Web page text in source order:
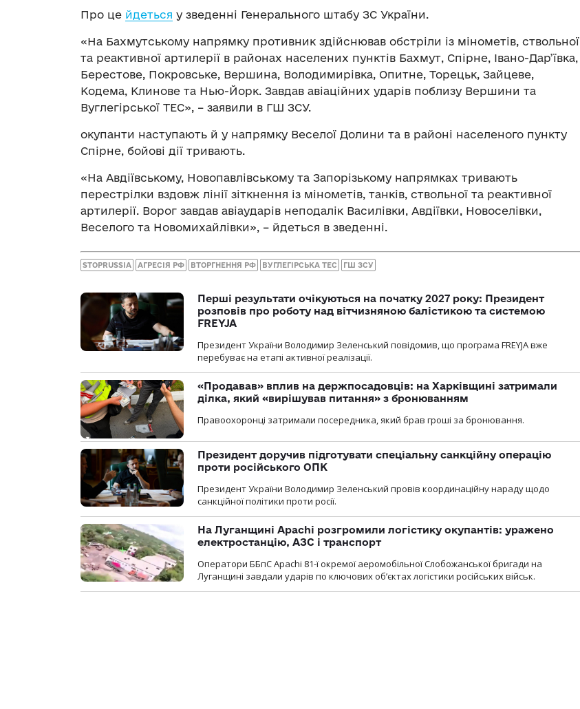
Про це йдеться у зведенні Генерального штабу ЗС України.
«На Бахмутському напрямку противник здійснював обстріли із мінометів, ствольної
та реактивної артилерії в районах населених пунктів Бахмут, Спірне, Івано-Дар’ївка,
Берестове, Покровське, Вершина, Володимирівка, Опитне, Торецьк, Зайцеве,
Кодема, Клинове та Нью-Йорк. Завдав авіаційних ударів поблизу Вершини та
Вуглегірської ТЕС», – заявили в ГШ ЗСУ.
окупанти наступають й у напрямку Веселої Долини та в районі населеного пункту
Спірне, бойові дії тривають.
«На Авдіївському, Новопавлівському та Запорізькому напрямках тривають
перестрілки вздовж лінії зіткнення із мінометів, танків, ствольної та реактивної
артилерії. Ворог завдав авіаударів неподалік Василівки, Авдіївки, Новоселівки,
Веселого та Новомихайлівки», – йдеться в зведенні.
STOPRUSSIA АГРЕСІЯ РФ ВТОРГНЕННЯ РФ ВУГЛЕГІРСЬКА ТЕС ГШ ЗСУ
Перші результати очікуються на початку 2027 року: Президент
розповів про роботу над вітчизняною балістикою та системою
FREYJA
Президент України Володимир Зеленський повідомив, що програма FREYJA вже
перебуває на етапі активної реалізації.
«Продавав» вплив на держпосадовців: на Харківщині затримали
ділка, який «вирішував питання» з бронюванням
Правоохоронці затримали посередника, який брав гроші за бронювання.
Президент доручив підготувати спеціальну санкційну операцію
проти російського ОПК
Президент України Володимир Зеленський провів координаційну нараду щодо
санкційної політики проти росії.
На Луганщині Apachi розгромили логістику окупантів: уражено
електростанцію, АЗС і транспорт
Оператори ББпС Apachi 81-ї окремої аеромобільної Слобожанської бригади на
Луганщині завдали ударів по ключових об’єктах логістики російських військ.